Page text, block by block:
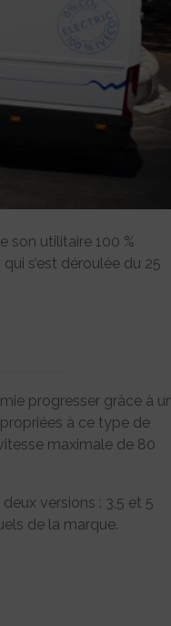
son utilitaire 100 %
s’est déroulée du 25
progresser grâce à
à ce type de
maximale de 80
versions : 3,5 et 5
de la marque.